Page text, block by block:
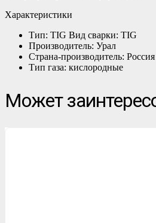
Характеристики
Тип: TIG Вид сварки: TIG
Производитель: Урал
Страна-производитель: Россия
Тип газа: кислородные
Может